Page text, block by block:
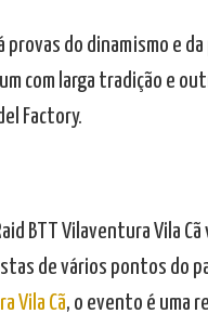
do dinamismo e
com larga tradição e
Factory.
BTT Vilaventura Vila
de vários pontos do
Vila Cã, o evento é uma